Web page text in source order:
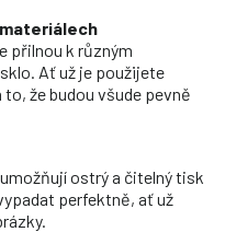
přilnou k různým
Ať už je použijete
že budou všude pevně
ostrý a čitelný tisk
perfektně, ať už